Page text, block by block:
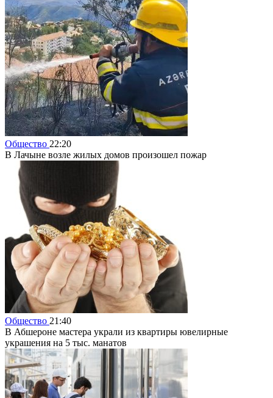
Общество 22:20
В Лачыне возле жилых домов произошел пожар
Общество 21:40
В Абшероне мастера украли из квартиры ювелирные
украшения на 5 тыс. манатов